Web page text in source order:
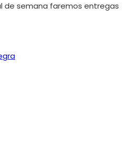
de semana faremos entregas